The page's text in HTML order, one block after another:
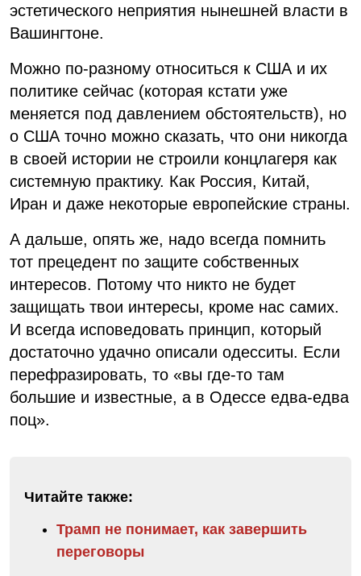
эстетического неприятия нынешней власти в
Вашингтоне.
Можно по-разному относиться к США и их
политике сейчас (которая кстати уже
меняется под давлением обстоятельств), но
о США точно можно сказать, что они никогда
в своей истории не строили концлагеря как
системную практику. Как Россия, Китай,
Иран и даже некоторые европейские страны.
А дальше, опять же, надо всегда помнить
тот прецедент по защите собственных
интересов. Потому что никто не будет
защищать твои интересы, кроме нас самих.
И всегда исповедовать принцип, который
достаточно удачно описали одесситы. Если
перефразировать, то «вы где-то там
большие и известные, а в Одессе едва-едва
поц».
Читайте также:
Трамп не понимает, как завершить
переговоры